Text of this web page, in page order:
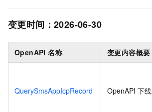
变更时间： 2026-06-30
OpenAPI 名称 变更内容概要
QuerySmsAppIcpRecord OpenAPI 下线